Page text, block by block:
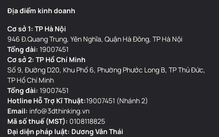
Địa điểm kinh doanh
Cơ sở 1: TP Hà Nội
946 Đ.Quang Trung, Yên Nghĩa, Quận Hà Đông, TP Hà Nội
Tổng đài: 19007451
Cơ sở 2: TP Hồ Chí Minh
Số 9, Đường D20, Khu Phố 6, Phường Phước Long B, TP Thủ Đức,
TP Hồ Chí Minh
Tổng đài: 19007451
Hotline Hỗ Trợ Kĩ Thuật:19007451 (Nhánh 2)
Email: info@3dthinking.vn
Mã số thuế (MST): 0108118825
Đại diện pháp luật: Dương Văn Thái